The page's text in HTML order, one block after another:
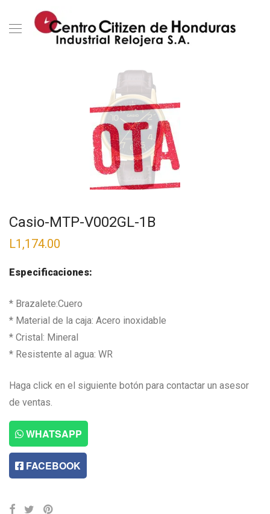
Casio-MTP-V002GL-1B
L1,174.00
Especificaciones:
* Brazalete:Cuero
* Material de la caja: Acero inoxidable
* Cristal: Mineral
* Resistente al agua: WR
Haga click en el siguiente botón para contactar un asesor
de ventas.
WHATSAPP
FACEBOOK